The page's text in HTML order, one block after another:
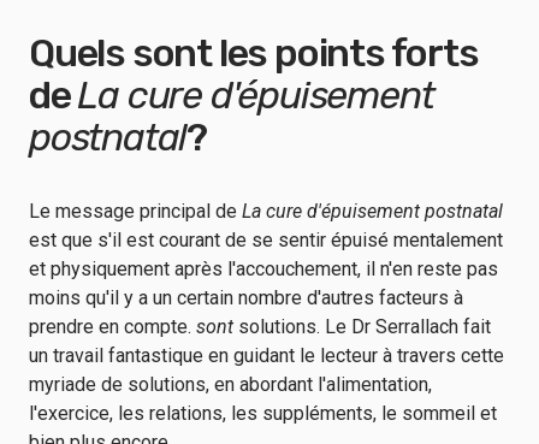
Quels sont les points forts
deLa cure d'épuisement
postnatal?
Le message principal de La cure d'épuisement postnatal
est que s'il est courant de se sentir épuisé mentalement
et physiquement après l'accouchement, il n'en reste pas
moins qu'il y a un certain nombre d'autres facteurs à
prendre en compte. sont solutions. Le Dr Serrallach fait
un travail fantastique en guidant le lecteur à travers cette
myriade de solutions, en abordant l'alimentation,
l'exercice, les relations, les suppléments, le sommeil et